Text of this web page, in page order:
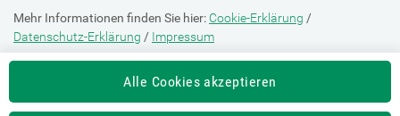
Mehr Informationen finden Sie hier: Cookie-Erklärung /
Datenschutz-Erklärung / Impressum
Die Einstellung können Sie jederzeit auf der Seite "Cookie-Erklärung"
Alle Cookies akzeptieren
DATENSCHUTZ
Cookie-Erklärung
Datenschutz-Erklärung
Impressum